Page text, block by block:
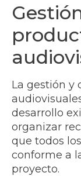
La gestión y
desarrollo
organizar
que todos
conforme a
proyecto.